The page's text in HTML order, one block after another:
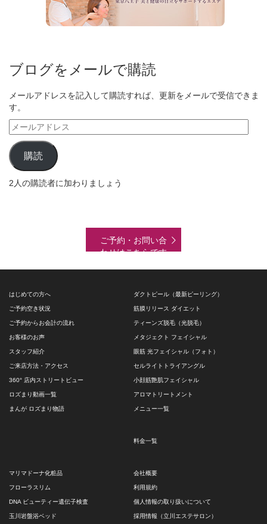
ブログをメールで購読
メールアドレスを記入して購読すれば、更新をメールで受信できま
す。
メ
ー
ル
ア
ド
レ
購読
2人の購読者に加わりましょう
ご予約・お問い合
わせはこちらです
はじめての方へ
ご予約空き状況
ご予約からお会計の流れ
お客様のお声
スタッフ紹介
ご来店方法・アクセス
360° 店内ストリートビュー
ロズまり動画一覧
まんが ロズまり物語
ダクトピール（最新ピーリング）
筋膜リリース ダイエット
ティーンズ脱毛（光脱毛）
メタジェクト フェイシャル
眼筋 光フェイシャル（フォト）
セルライトトライアングル
小顔筋艶肌フェイシャル
アロマトリートメント
メニュー一覧
料金一覧
マリマドーナ化粧品
フローラスリム
DNA ビューティー遺伝子検査
玉川岩盤浴ベッド
会社概要
利用規約
個人情報の取り扱いについて
採用情報（立川エステサロン）